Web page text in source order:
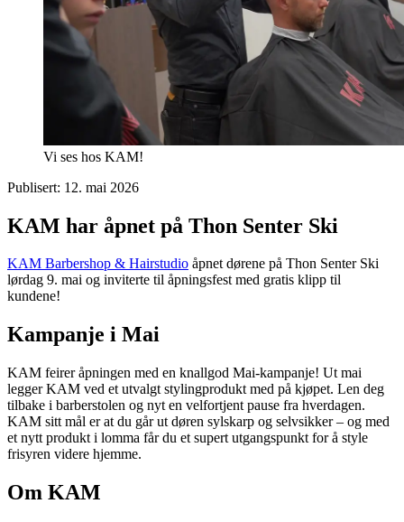
Vi ses hos KAM!
Publisert: 12. mai 2026
KAM har åpnet på Thon Senter Ski
KAM Barbershop & Hairstudio åpnet dørene på Thon Senter Ski
lørdag 9. mai og inviterte til åpningsfest med gratis klipp til
kundene!
Kampanje i Mai
KAM feirer åpningen med en knallgod Mai-kampanje! Ut mai
legger KAM ved et utvalgt stylingprodukt med på kjøpet. Len deg
tilbake i barberstolen og nyt en velfortjent pause fra hverdagen.
KAM sitt mål er at du går ut døren sylskarp og selvsikker – og med
et nytt produkt i lomma får du et supert utgangspunkt for å style
frisyren videre hjemme.
Om KAM